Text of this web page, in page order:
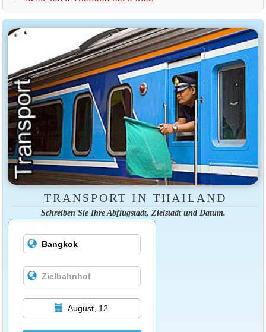
TRANSPORT IN THAILAND
Schreiben Sie Ihre Abflugstadt, Zielstadt und Datum.
August, 12